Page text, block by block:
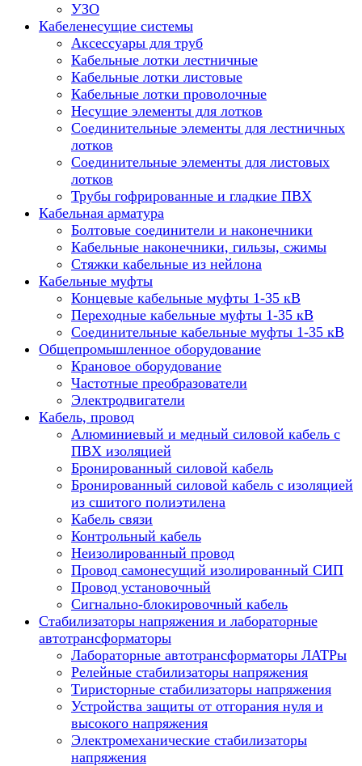
УЗО
Кабеленесущие системы
Аксессуары для труб
Кабельные лотки лестничные
Кабельные лотки листовые
Кабельные лотки проволочные
Несущие элементы для лотков
Соединительные элементы для лестничных
лотков
Соединительные элементы для листовых
лотков
Трубы гофрированные и гладкие ПВХ
Кабельная арматура
Болтовые соединители и наконечники
Кабельные наконечники, гильзы, сжимы
Стяжки кабельные из нейлона
Кабельные муфты
Концевые кабельные муфты 1-35 кВ
Переходные кабельные муфты 1-35 кВ
Соединительные кабельные муфты 1-35 кВ
Общепромышленное оборудование
Крановое оборудование
Частотные преобразователи
Электродвигатели
Кабель, провод
Алюминиевый и медный силовой кабель с
ПВХ изоляцией
Бронированный силовой кабель
Бронированный силовой кабель с изоляцией
из сшитого полиэтилена
Кабель связи
Контрольный кабель
Неизолированный провод
Провод самонесущий изолированный СИП
Провод установочный
Сигнально-блокировочный кабель
Стабилизаторы напряжения и лабораторные
автотрансформаторы
Лабораторные автотрансформаторы ЛАТРы
Релейные стабилизаторы напряжения
Тиристорные стабилизаторы напряжения
Устройства защиты от отгорания нуля и
высокого напряжения
Электромеханические стабилизаторы
напряжения